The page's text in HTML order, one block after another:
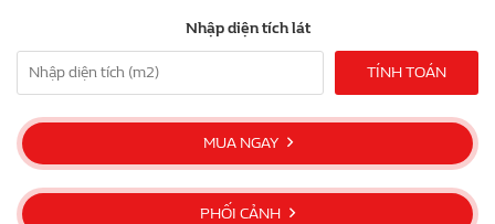
Nhập diện tích lát
TÍNH TOÁN
MUA NGAY
PHỐI CẢNH